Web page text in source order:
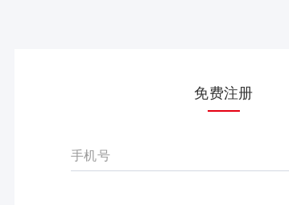
免费注册
手机号